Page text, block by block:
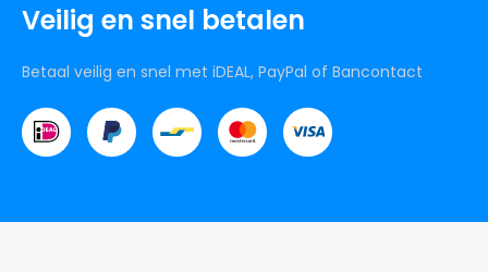
Veilig en snel betalen
Betaal veilig en snel met iDEAL, PayPal of Bancontact